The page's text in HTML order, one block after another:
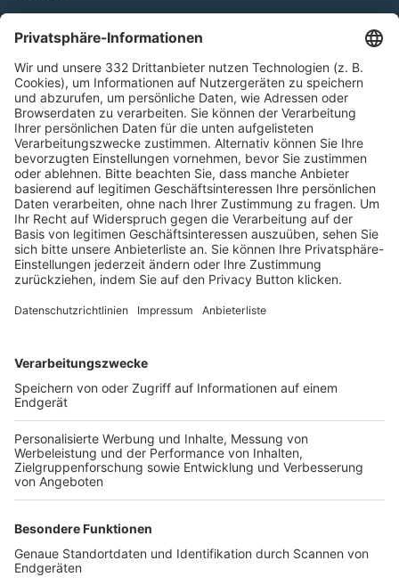
Kontakt
HÄUFIG BESUCHTE SEITEN
Pässe und Vereinswechsel
Trainerausbildung
Schulungsangebot Vereinsmitarbeiter
BFV-Geschäftsstellen
Trainerbörse
Login SpielPlus
FOLGE DEM BFV
TOP-VEREINE
TOP-PARTNER